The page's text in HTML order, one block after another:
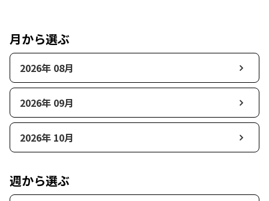
月から選ぶ
2026年 08月
2026年 09月
2026年 10月
週から選ぶ